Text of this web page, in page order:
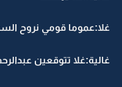
غلا:عموما قومي نروح
غالية:غلا تتوقعين